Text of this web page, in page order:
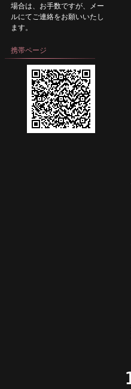
場合は、お手数ですが、メー
ルにてご連絡をお願いいたし
ます。
携帯ページ